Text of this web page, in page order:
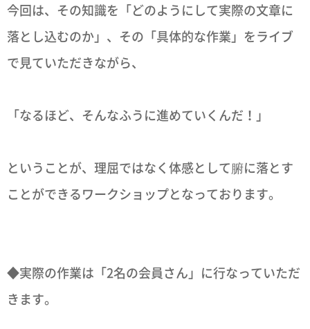
今回は、その知識を「どのようにして実際の文章に
落とし込むのか」、その「具体的な作業」をライブ
で見ていただきながら、
「なるほど、そんなふうに進めていくんだ！」
ということが、理屈ではなく体感として腑に落とす
ことができるワークショップとなっております。
◆実際の作業は「2名の会員さん」に行なっていただ
きます。